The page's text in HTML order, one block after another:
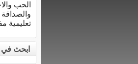
الحب
تعليمية
ابحث في